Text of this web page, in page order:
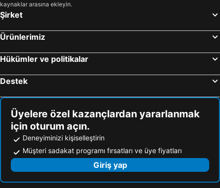
kaynaklar arasına ekleyin.
Şirket
Ürünlerimiz
Hükümler ve politikalar
Destek
Üyelere özel kazançlardan yararlanmak
için oturum açın.
Deneyiminizi kişiselleştirin
Müşteri sadakat programı fırsatları ve üye fiyatları
Giriş yap